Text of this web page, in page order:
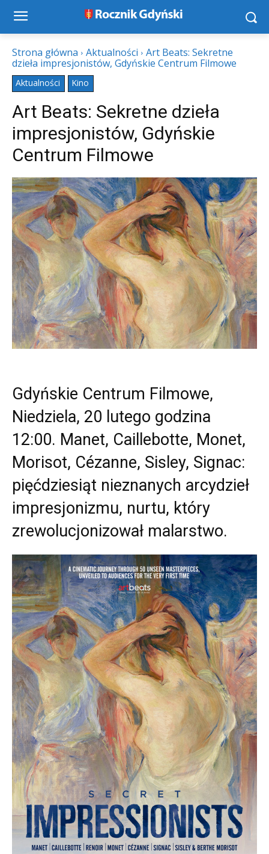
Strona główna Aktualności
Art Beats: Sekretne
dzieła impresjonistów, Gdyńskie Centrum Filmowe
Aktualności Kino
Art Beats: Sekretne dzieła
impresjonistów, Gdyńskie
Centrum Filmowe
Gdyńskie Centrum Filmowe,
Niedziela, 20 lutego godzina
12:00. Manet, Caillebotte, Monet,
Morisot, Cézanne, Sisley, Signac:
pięćdziesiąt nieznanych arcydzieł
impresjonizmu, nurtu, który
zrewolucjonizował malarstwo.